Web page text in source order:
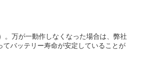
万が一動作しなくなった場合は、弊社
バッテリー寿命が安定していることが